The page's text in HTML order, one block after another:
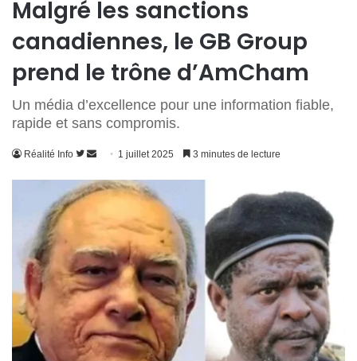
Malgré les sanctions
canadiennes, le GB Group
prend le trône d’AmCham
Un média d’excellence pour une information fiable,
rapide et sans compromis.
Réalité Info
Suivre
Twitter
Envoyer
courriel
1 juillet 2025 3 minutes de lecture